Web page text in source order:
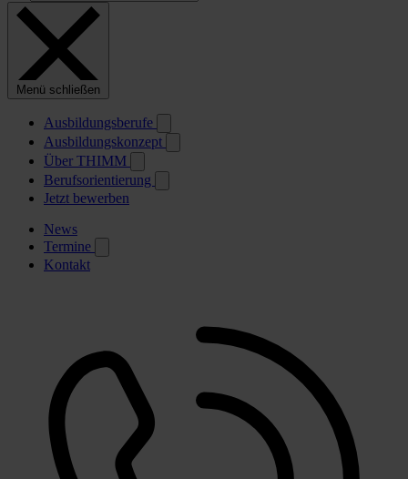
Menü schließen
Ausbildungsberufe
Ausbildungskonzept
Über THIMM
Berufsorientierung
Jetzt bewerben
News
Termine
Kontakt